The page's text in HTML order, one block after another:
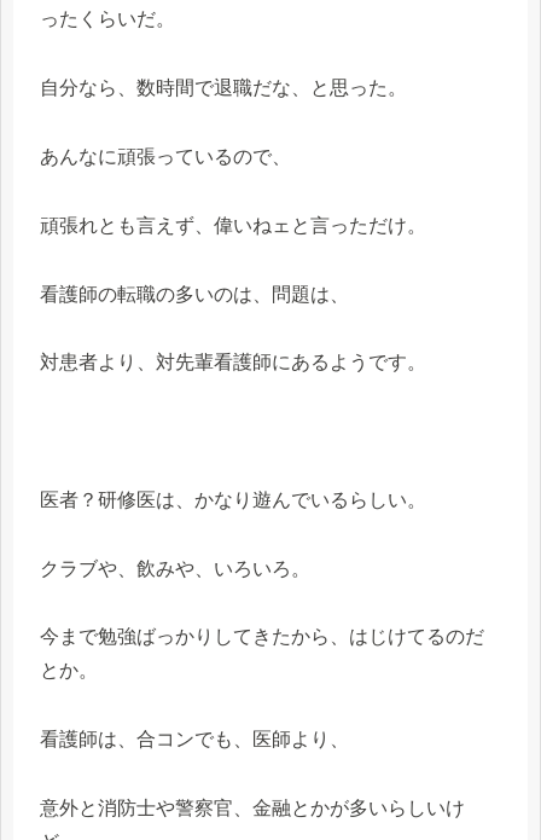
ったくらいだ。
自分なら、数時間で退職だな、と思った。
あんなに頑張っているので、
頑張れとも言えず、偉いねェと言っただけ。
看護師の転職の多いのは、問題は、
対患者より、対先輩看護師にあるようです。
医者？研修医は、かなり遊んでいるらしい。
クラブや、飲みや、いろいろ。
今まで勉強ばっかりしてきたから、はじけてるのだ
とか。
看護師は、合コンでも、医師より、
意外と消防士や警察官、金融とかが多いらしいけ